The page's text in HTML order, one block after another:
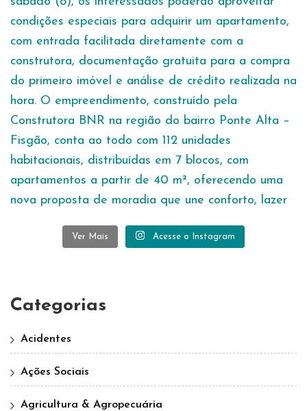
Ver Mais Acesse o Instagram
Categorias
Acidentes
Ações Sociais
Agricultura & Agropecuária